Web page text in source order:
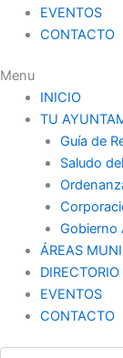
EVENTOS
CONTACTO
Menu
INICIO
TU
Guía de
Saludo
Gobierno
ÁREAS
DIRECTORIO
EVENTOS
CONTACTO